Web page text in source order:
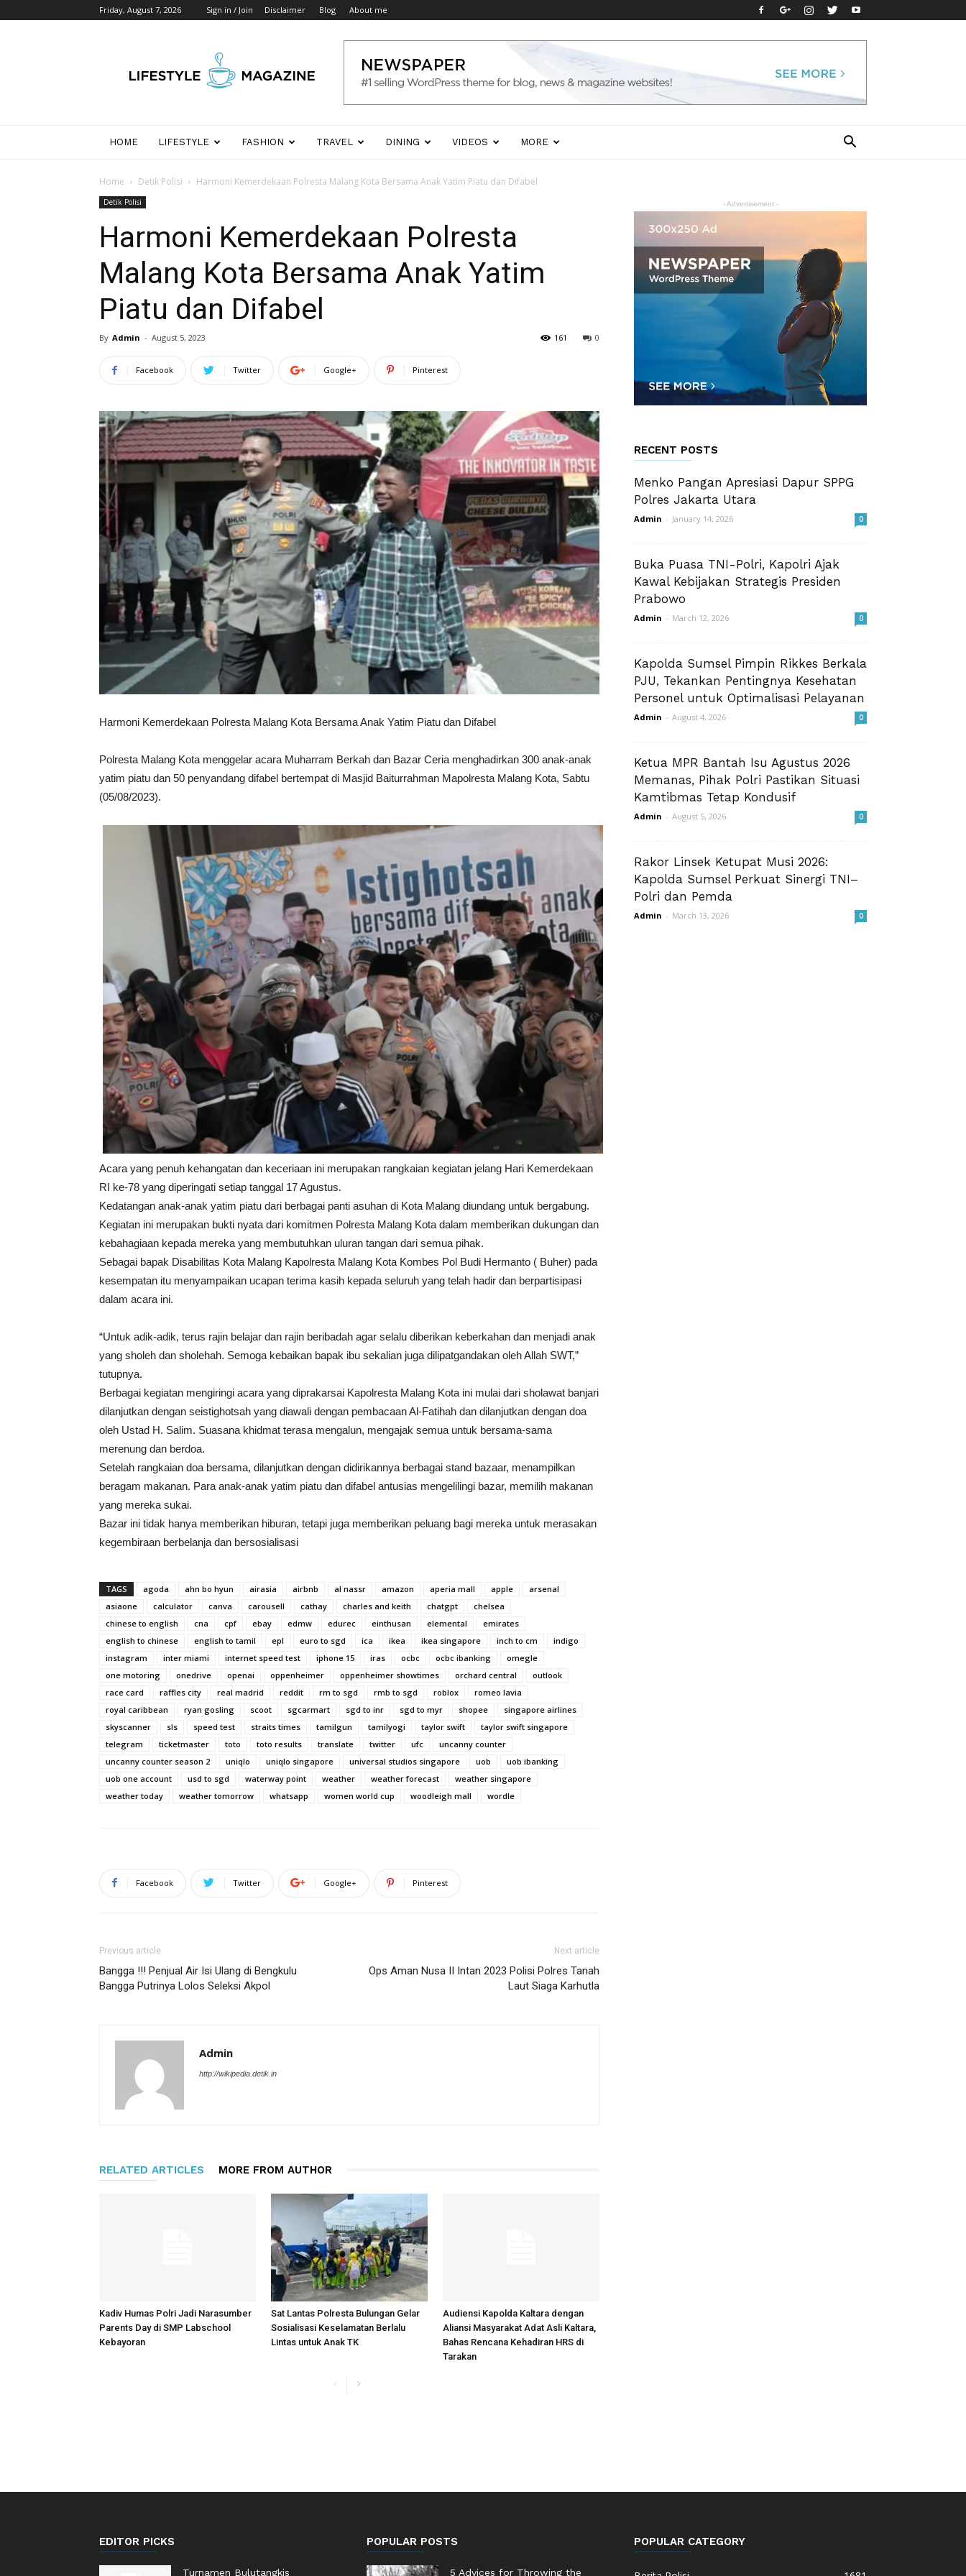
Friday, August 7, 2026 Sign in / Join Disclaimer Blog About me
Indonesia
HOME LIFESTYLE FASHION TRAVEL DINING VIDEOS MORE
Home Detik Polisi Harmoni Kemerdekaan Polresta Malang Kota Bersama Anak Yatim Piatu dan Difabel
Detik Polisi
Harmoni Kemerdekaan Polresta
Malang Kota Bersama Anak Yatim
Piatu dan Difabel
By Admin - August 5, 2023 0
161
Facebook Twitter Google+ Pinterest
Harmoni Kemerdekaan Polresta Malang Kota Bersama Anak Yatim Piatu dan Difabel
Polresta Malang Kota menggelar acara Muharram Berkah dan Bazar Ceria menghadirkan 300 anak-anak
yatim piatu dan 50 penyandang difabel bertempat di Masjid Baiturrahman Mapolresta Malang Kota, Sabtu
(05/08/2023).
Acara yang penuh kehangatan dan keceriaan ini merupakan rangkaian kegiatan jelang Hari Kemerdekaan
RI ke-78 yang diperingati setiap tanggal 17 Agustus.
Kedatangan anak-anak yatim piatu dari berbagai panti asuhan di Kota Malang diundang untuk bergabung.
Kegiatan ini merupakan bukti nyata dari komitmen Polresta Malang Kota dalam memberikan dukungan dan
kebahagiaan kepada mereka yang membutuhkan uluran tangan dari semua pihak.
Sebagai bapak Disabilitas Kota Malang Kapolresta Malang Kota Kombes Pol Budi Hermanto ( Buher) pada
kesempatan itu menyampaikan ucapan terima kasih kepada seluruh yang telah hadir dan berpartisipasi
dalam acara ini.
“Untuk adik-adik, terus rajin belajar dan rajin beribadah agar selalu diberikan keberkahan dan menjadi anak
yang sholeh dan sholehah. Semoga kebaikan bapak ibu sekalian juga dilipatgandakan oleh Allah SWT,”
tutupnya.
Berbagai kegiatan mengiringi acara yang diprakarsai Kapolresta Malang Kota ini mulai dari sholawat banjari
dilanjutkan dengan seistighotsah yang diawali dengan pembacaan Al-Fatihah dan dilanjutkan dengan doa
oleh Ustad H. Salim. Suasana khidmat terasa mengalun, mengajak semua untuk bersama-sama
merenung dan berdoa.
Setelah rangkaian doa bersama, dilanjutkan dengan didirikannya berbagai stand bazaar, menampilkan
beragam makanan. Para anak-anak yatim piatu dan difabel antusias mengelilingi bazar, memilih makanan
yang mereka sukai.
Bazar ini tidak hanya memberikan hiburan, tetapi juga memberikan peluang bagi mereka untuk merasakan
kegembiraan berbelanja dan bersosialisasi
TAGS agoda ahn bo hyun airasia airbnb al nassr amazon aperia mall apple
arsenal
asiaone
calculator canva carousell cathay charles and keith chatgpt
chelsea
chinese to english
cna cpf ebay edmw edurec einthusan elemental
emirates
english to chinese
english to tamil epl euro to sgd ica ikea ikea singapore inch to cm
indigo
instagram
inter miami internet speed test iphone 15 iras ocbc ocbc ibanking
omegle
one motoring
onedrive openai oppenheimer oppenheimer showtimes orchard central
outlook
race card
raffles city real madrid reddit rm to sgd rmb to sgd roblox
romeo lavia
royal caribbean
ryan gosling scoot sgcarmart sgd to inr sgd to myr shopee
singapore airlines
skyscanner
sls speed test straits times tamilgun tamilyogi taylor swift
taylor swift singapore
telegram
ticketmaster toto toto results translate twitter ufc
uncanny counter
uncanny counter season 2
uniqlo uniqlo singapore universal studios singapore uob
uob ibanking
uob one account
usd to sgd waterway point weather weather forecast
weather singapore
weather today
weather tomorrow whatsapp women world cup woodleigh mall wordle
Facebook Twitter Google+ Pinterest
Previous article
Bangga !!! Penjual Air Isi Ulang di Bengkulu
Bangga Putrinya Lolos Seleksi Akpol
Next article
Ops Aman Nusa II Intan 2023 Polisi Polres Tanah
Laut Siaga Karhutla
Admin
http://wikipedia.detik.in
RELATED ARTICLES MORE FROM AUTHOR
Kadiv Humas Polri Jadi Narasumber
Parents Day di SMP Labschool
Kebayoran
Sat Lantas Polresta Bulungan Gelar
Sosialisasi Keselamatan Berlalu
Lintas untuk Anak TK
Audiensi Kapolda Kaltara dengan
Aliansi Masyarakat Adat Asli Kaltara,
Bahas Rencana Kehadiran HRS di
Tarakan
- Advertisement -
RECENT POSTS
Menko Pangan Apresiasi Dapur SPPG
Polres Jakarta Utara
Admin - January 14, 2026 0
Buka Puasa TNI-Polri, Kapolri Ajak
Kawal Kebijakan Strategis Presiden
Prabowo
Admin - March 12, 2026 0
Kapolda Sumsel Pimpin Rikkes Berkala
PJU, Tekankan Pentingnya Kesehatan
Personel untuk Optimalisasi Pelayanan
Admin - August 4, 2026 0
Ketua MPR Bantah Isu Agustus 2026
Memanas, Pihak Polri Pastikan Situasi
Kamtibmas Tetap Kondusif
Admin - August 5, 2026 0
Rakor Linsek Ketupat Musi 2026:
Kapolda Sumsel Perkuat Sinergi TNI–
Polri dan Pemda
Admin - March 13, 2026 0
EDITOR PICKS
Turnamen Bulutangkis
POPULAR POSTS
5 Advices for Throwing the
POPULAR CATEGORY